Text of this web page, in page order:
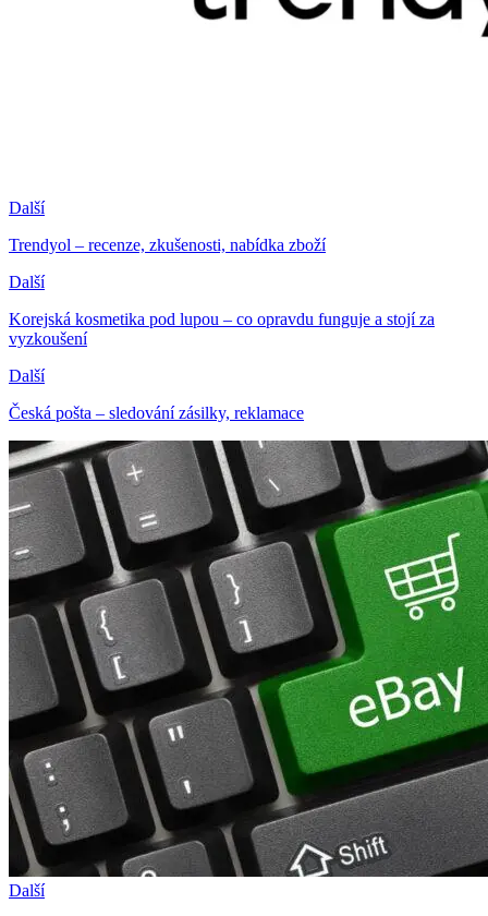
Další
Trendyol – recenze, zkušenosti, nabídka zboží
Další
Korejská kosmetika pod lupou – co opravdu funguje a stojí za
vyzkoušení
Další
Česká pošta – sledování zásilky, reklamace
Další